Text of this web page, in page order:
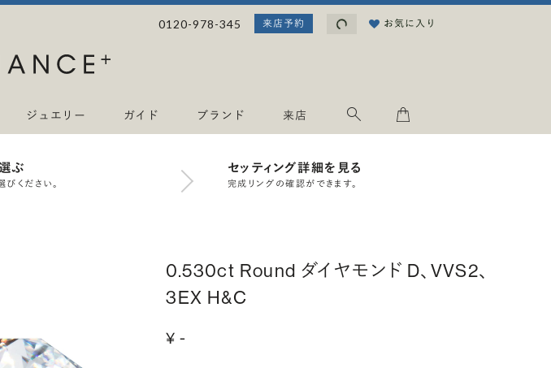
0120-978-345 来店予約 読み込み中...お気に入り
ジュエリー ガイド ブランド 来店
ぶ
びください。
セッティング詳細を見る
完成リングの確認ができます。
0.530ct Round ダイヤモンド D、VVS2、
3EX H&C
¥ -